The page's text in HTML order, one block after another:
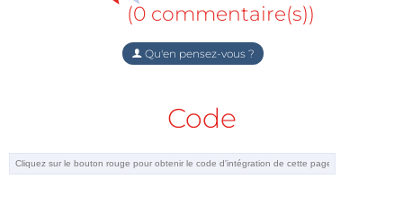
(0 commentaire(s))
Qu'en pensez-vous ?
Code